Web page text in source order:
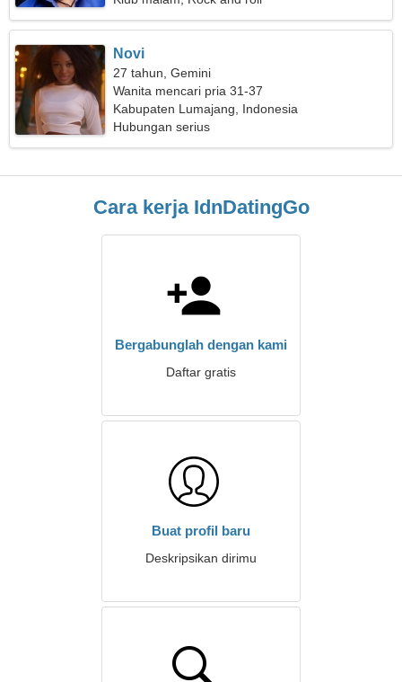
Novi
27 tahun, Gemini
Wanita mencari pria 31-37
Kabupaten Lumajang, Indonesia
Hubungan serius
Cara kerja IdnDatingGo
Bergabunglah dengan kami
Daftar gratis
Buat profil baru
Deskripsikan dirimu